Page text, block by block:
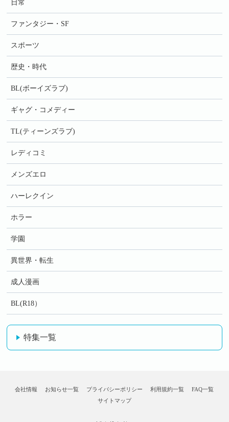
日常
ファンタジー・SF
スポーツ
歴史・時代
BL(ボーイズラブ)
ギャグ・コメディー
TL(ティーンズラブ)
レディコミ
メンズエロ
ハーレクイン
ホラー
学園
異世界・転生
成人漫画
BL(R18）
特集一覧
会社情報 お知らせ一覧 プライバシーポリシー 利用規約一覧
FAQ一覧
サイトマップ